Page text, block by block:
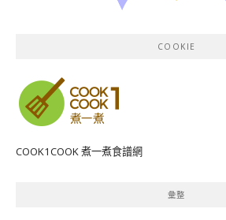
COOKIE
COOK1COOK 煮一煮食譜網
彙整